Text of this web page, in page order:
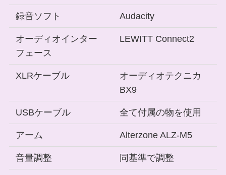
録音ソフト Audacity
オーディオインター
フェース
LEWITT Connect2
XLRケーブル
オーディオテクニカ
BX9
USBケーブル 全て付属の物を使用
アーム Alterzone ALZ-M5
音量調整 同基準で調整